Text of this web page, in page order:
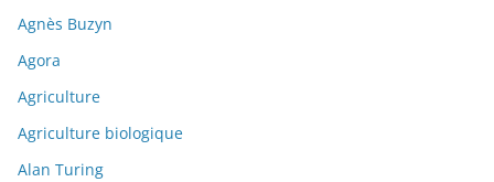
Agnès Buzyn
Agora
Agriculture
Agriculture biologique
Alan Turing